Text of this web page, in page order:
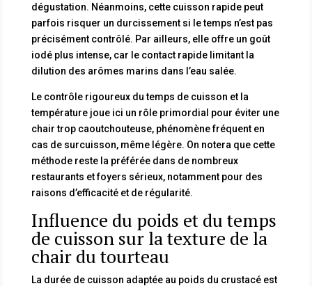
dégustation. Néanmoins, cette cuisson rapide peut
parfois risquer un durcissement si le temps n’est pas
précisément contrôlé. Par ailleurs, elle offre un goût
iodé plus intense, car le contact rapide limitant la
dilution des arômes marins dans l’eau salée.
Le contrôle rigoureux du temps de cuisson et la
température joue ici un rôle primordial pour éviter une
chair trop caoutchouteuse, phénomène fréquent en
cas de surcuisson, même légère. On notera que cette
méthode reste la préférée dans de nombreux
restaurants et foyers sérieux, notamment pour des
raisons d’efficacité et de régularité.
Influence du poids et du temps
de cuisson sur la texture de la
chair du tourteau
La durée de cuisson adaptée au poids du crustacé est